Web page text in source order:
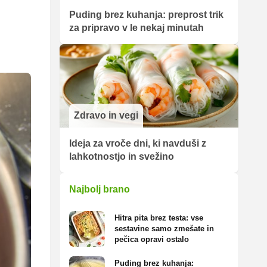
Puding brez kuhanja: preprost trik
za pripravo v le nekaj minutah
Zdravo in vegi
Ideja za vroče dni, ki navduši z
lahkotnostjo in svežino
Najbolj brano
Hitra pita brez testa: vse
sestavine samo zmešate in
pečica opravi ostalo
Puding brez kuhanja: